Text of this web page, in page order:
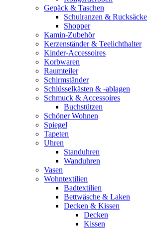
Gepäck & Taschen
Schulranzen & Rucksäcke
Shopper
Kamin-Zubehör
Kerzenständer & Teelichthalter
Kinder-Accessoires
Korbwaren
Raumteiler
Schirmständer
Schlüsselkästen & -ablagen
Schmuck & Accessoires
Buchstützen
Schöner Wohnen
Spiegel
Tapeten
Uhren
Standuhren
Wanduhren
Vasen
Wohntextilien
Badtextilien
Bettwäsche & Laken
Decken & Kissen
Decken
Kissen